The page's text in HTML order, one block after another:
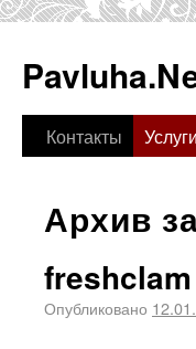
Контакты Услуги
Архив
Опубликовано